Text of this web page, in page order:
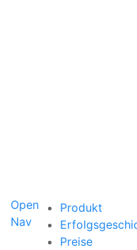
Open
Nav
Produkt
Preise